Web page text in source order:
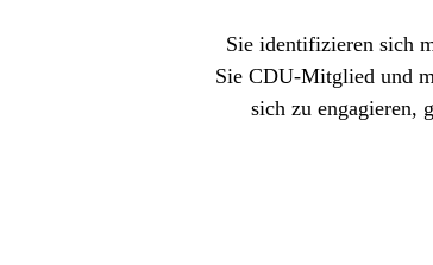
Sie identifizieren sich
Sie CDU-Mitglied und
sich zu engagieren,